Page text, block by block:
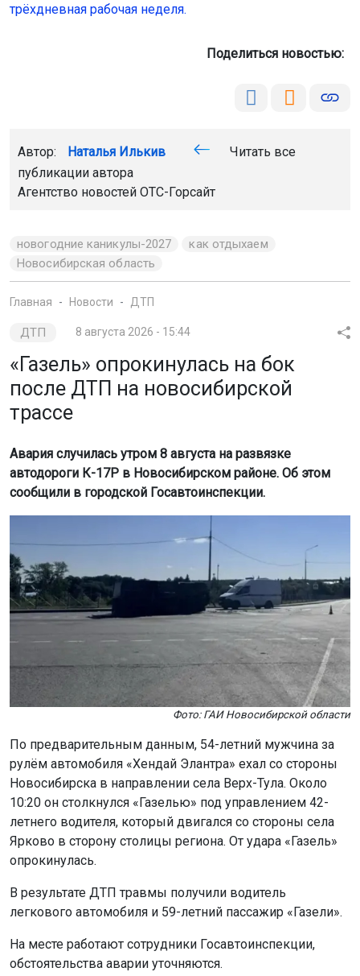
трёхдневная рабочая неделя.
Поделиться новостью:
Автор: Наталья Илькив
Читать все
публикации автора
Агентство новостей ОТС-Горсайт
новогодние каникулы-2027
как отдыхаем
Новосибирская область
Главная Новости ДТП
ДТП 8 августа 2026 - 15:44
«Газель» опрокинулась на бок
после ДТП на новосибирской
трассе
Авария случилась утром 8 августа на развязке
автодороги К-17Р в Новосибирском районе. Об этом
сообщили в городской Госавтоинспекции.
Фото: ГАИ Новосибирской области
По предварительным данным, 54-летний мужчина за
рулём автомобиля «Хендай Элантра» ехал со стороны
Новосибирска в направлении села Верх-Тула. Около
10:20 он столкнулся «Газелью» под управлением 42-
летнего водителя, который двигался со стороны села
Ярково в сторону столицы региона. От удара «Газель»
опрокинулась.
В результате ДТП травмы получили водитель
легкового автомобиля и 59-летний пассажир «Газели».
На месте работают сотрудники Госавтоинспекции,
обстоятельства аварии уточняются.